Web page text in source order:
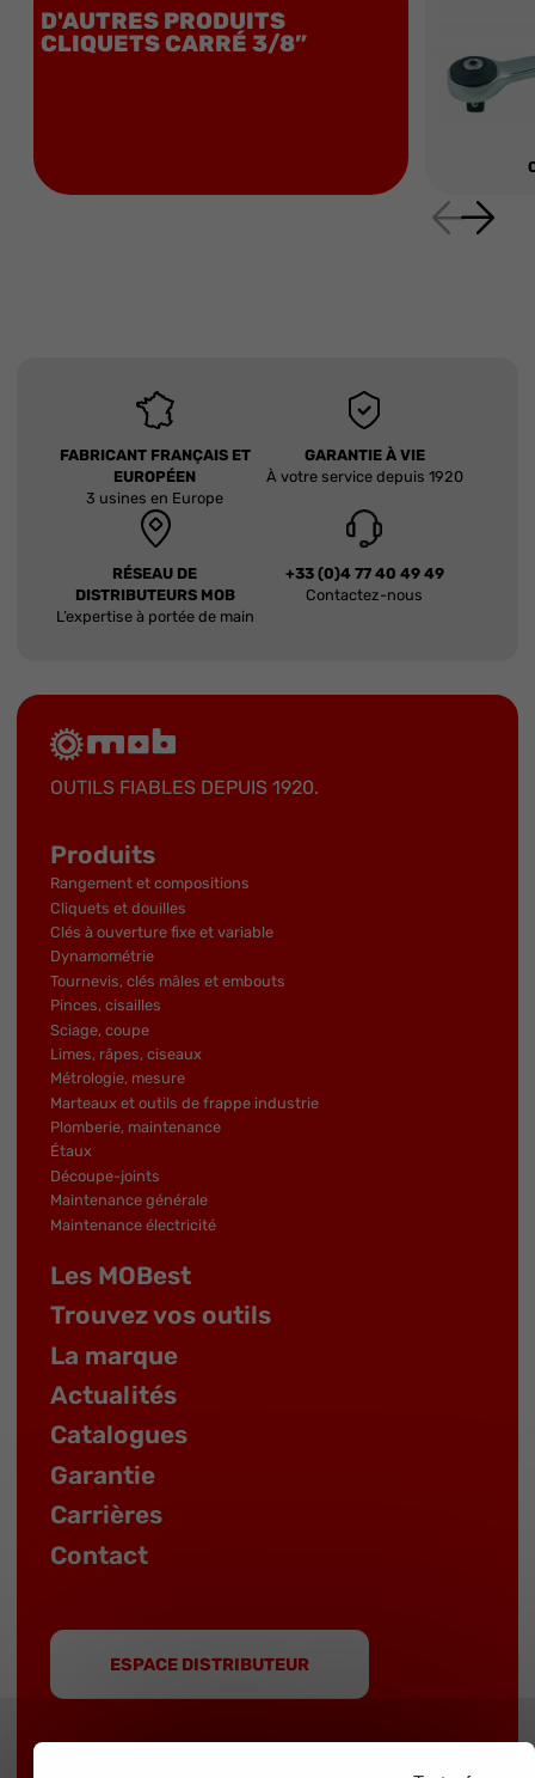
D'AUTRES PRODUITS
CLIQUETS CARRÉ 3/8”
FABRICANT FRANÇAIS ET
EUROPÉEN
3 usines en Europe
GARANTIE À VIE
À votre service depuis 1920
RÉSEAU DE
DISTRIBUTEURS MOB
L’expertise à portée de main
+33 (0)4 77 40 49 49
Contactez-nous
OUTILS FIABLES DEPUIS 1920.
Produits
Rangement et compositions
Cliquets et douilles
Clés à ouverture fixe et variable
Dynamométrie
Tournevis, clés mâles et embouts
Pinces, cisailles
Sciage, coupe
Limes, râpes, ciseaux
Métrologie, mesure
Marteaux et outils de frappe industrie
Plomberie, maintenance
Étaux
Découpe-joints
Maintenance générale
Maintenance électricité
Les MOBest
Trouvez vos outils
La marque
Actualités
Catalogues
Garantie
Carrières
Contact
ESPACE DISTRIBUTEUR